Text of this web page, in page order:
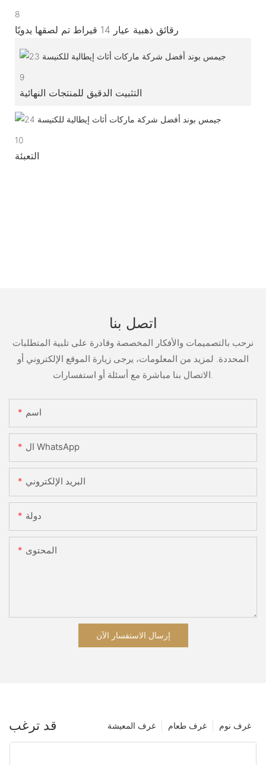
8
رقائق ذهبية عيار 14 قيراط تم لصقها يدويًا
9
التثبيت الدقيق للمنتجات النهائية
10
التعبئة
اتصل بنا
نرحب بالتصميمات والأفكار المخصصة وقادرة على تلبية المتطلبات
المحددة. لمزيد من المعلومات، يرجى زيارة الموقع الإلكتروني أو
اسم
ال WhatsApp
البريد الإلكتروني
دولة
المحتوى
إرسال الاستفسار الآن
قد ترغب غرف نوم غرف طعام غرف المعيشة